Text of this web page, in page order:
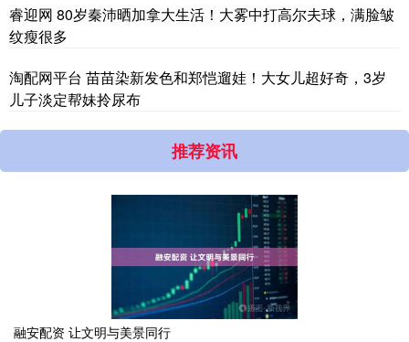
睿迎网 80岁秦沛晒加拿大生活！大雾中打高尔夫球，满脸皱
纹瘦很多
淘配网平台 苗苗染新发色和郑恺遛娃！大女儿超好奇，3岁
儿子淡定帮妹拎尿布
推荐资讯
融安配资 让文明与美景同行